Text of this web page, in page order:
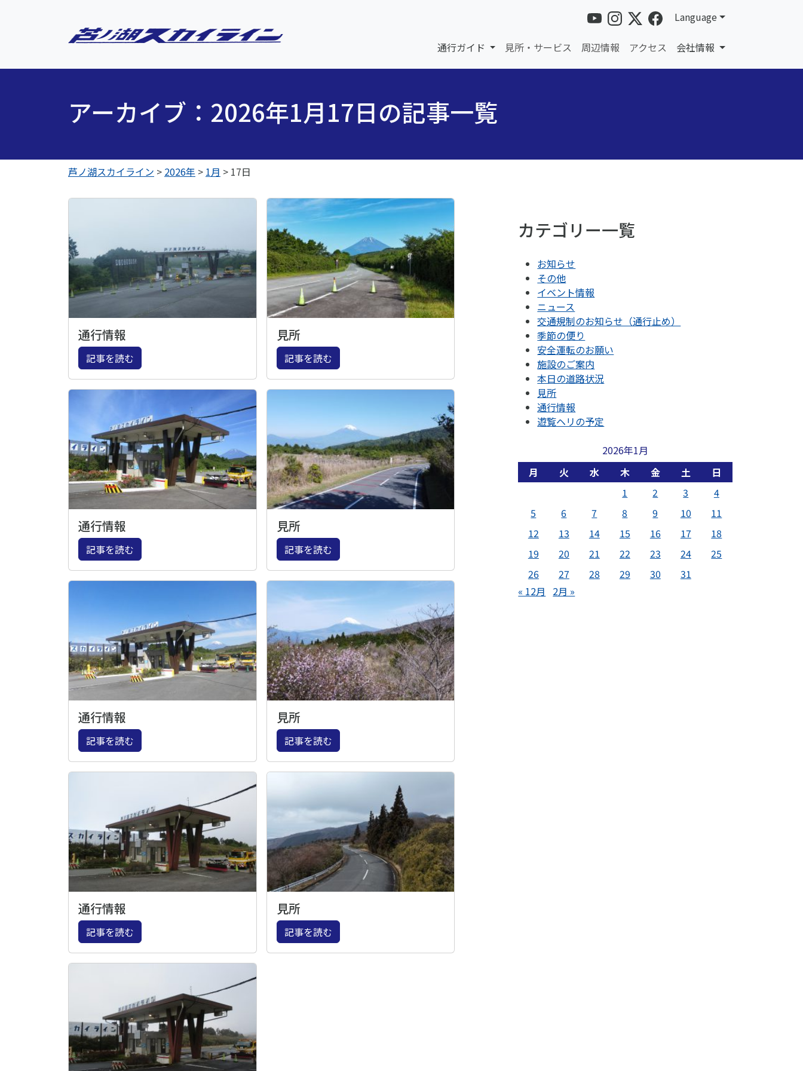
Language
通行ガイド 見所・サービス 周辺情報 アクセス 会社情報
アーカイブ：2026年1月17日の記事一覧
芦ノ湖スカイライン > 2026年 > 1月 > 17日
通行情報
記事を読む
見所
記事を読む
通行情報
記事を読む
見所
記事を読む
通行情報
記事を読む
見所
記事を読む
通行情報
記事を読む
見所
記事を読む
カテゴリー一覧
お知らせ
その他
イベント情報
ニュース
交通規制のお知らせ（通行止め）
季節の便り
安全運転のお願い
施設のご案内
本日の道路状況
見所
通行情報
遊覧ヘリの予定
2026年1月
月
火 水 木 金 土
日
1
2 3
4
5
6 7 8 9 10
11
12
13 14 15 16 17
18
19
20 21 22 23 24
25
26
27 28 29 30
31
« 12月
2月 »